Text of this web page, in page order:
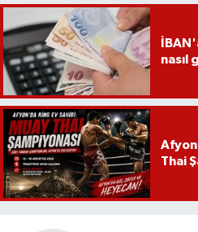
nasıl
Thai